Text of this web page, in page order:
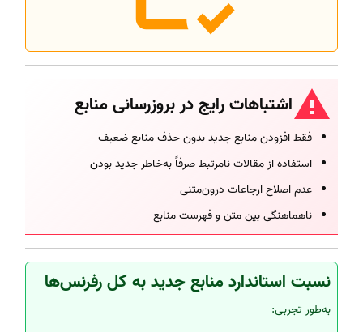
اشتباهات رایج در بروزرسانی منابع
فقط افزودن منابع جدید بدون حذف منابع ضعیف
استفاده از مقالات نامرتبط صرفاً به‌خاطر جدید بودن
عدم اصلاح ارجاعات درون‌متنی
ناهماهنگی بین متن و فهرست منابع
نسبت استاندارد منابع جدید به کل رفرنس‌ها
به‌طور تجربی: